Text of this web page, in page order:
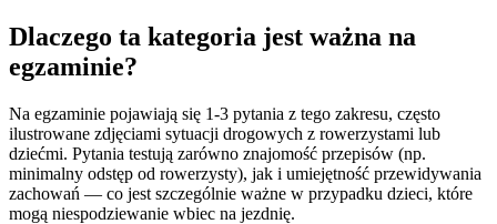
Dlaczego ta kategoria jest ważna na
egzaminie?
Na egzaminie pojawiają się 1-3 pytania z tego zakresu, często
ilustrowane zdjęciami sytuacji drogowych z rowerzystami lub
dziećmi. Pytania testują zarówno znajomość przepisów (np.
minimalny odstęp od rowerzysty), jak i umiejętność przewidywania
zachowań — co jest szczególnie ważne w przypadku dzieci, które
mogą niespodziewanie wbiec na jezdnię.